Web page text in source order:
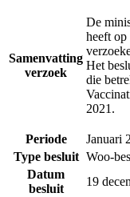
Samenvatting
verzoek
De
heeft op
Het
die
2021.
Periode
Januari
Type besluit Woo-
Datum
besluit
19